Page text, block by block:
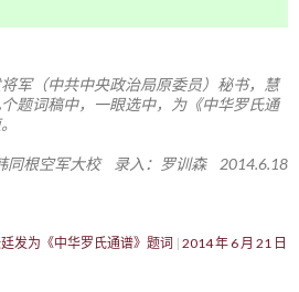
军（中共中央政治局原委员）秘书，慧
题词稿中，一眼选中，为《中华罗氏通
同根空军大校 录入：罗训森 2014.6.18
发为《中华罗氏通谱》题词 2014 年 6 月 21 日